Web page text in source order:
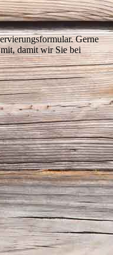
Gerne
damit wir Sie bei